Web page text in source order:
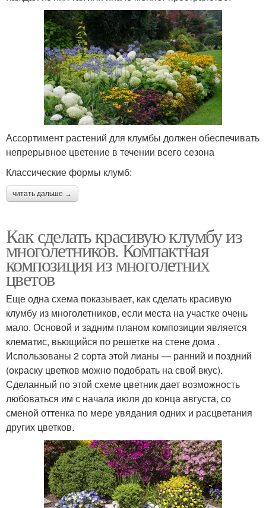
Ассортимент растений для клумбы должен обеспечивать
непрерывное цветение в течении всего сезона
Классические формы клумб:
читать дальше →
Как сделать красивую клумбу из
многолетников. Компактная
композиция из многолетних
цветов
Еще одна схема показывает, как сделать красивую
клумбу из многолетников, если места на участке очень
мало. Основой и задним планом композиции является
клематис, вьющийся по решетке на стене дома .
Использованы 2 сорта этой лианы — ранний и поздний
(окраску цветков можно подобрать на свой вкус).
Сделанный по этой схеме цветник дает возможность
любоваться им с начала июля до конца августа, со
сменой оттенка по мере увядания одних и расцветания
других цветков.